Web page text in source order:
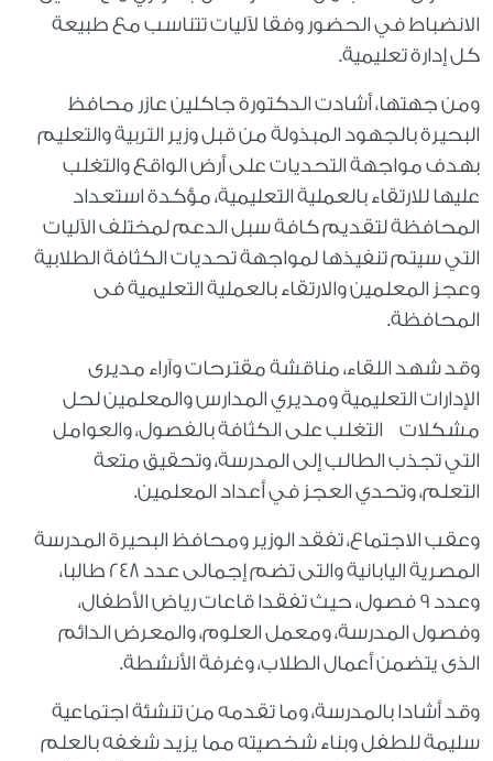
الانضباط في الحضور وفقا لآليات تتناسب مع طبيعة
كل إدارة تعليمية.
ومن جهتها، أشادت الدكتورة جاكلين عازر محافظ
البحيرة بالجهود المبذولة من قبل وزير التربية والتعليم
بهدف مواجهة التحديات على أرض الواقع والتغلب
عليها للارتقاء بالعملية التعليمية، مؤكدة استعداد
المحافظة لتقديم كافة سبل الدعم لمختلف الآليات
التي سيتم تنفيذها لمواجهة تحديات الكثافة الطلابية
وعجز المعلمين والارتقاء بالعملية التعليمية فى
المحافظة.
وقد شهد اللقاء، مناقشة مقترحات وآراء مديرى
الإدارات التعليمية ومديري المدارس والمعلمين لحل
مشكلات التغلب على الكثافة بالفصول، والعوامل
التي تجذب الطالب إلى المدرسة، وتحقيق متعة
التعلم، وتحدي العجز في أعداد المعلمين.
وعقب الاجتماع، تفقد الوزير ومحافظ البحيرة المدرسة
المصرية اليابانية والتى تضم إجمالى عدد 248 طالبا،
وعدد 9 فصول، حيث تفقدا قاعات رياض الأطفال،
وفصول المدرسة، ومعمل العلوم، والمعرض الدائم
الذى يتضمن أعمال الطلاب، وغرفة الأنشطة.
وقد أشادا بالمدرسة، وما تقدمه من تنشئة اجتماعية
سليمة للطفل وبناء شخصيته مما يزيد شغفه بالعلم